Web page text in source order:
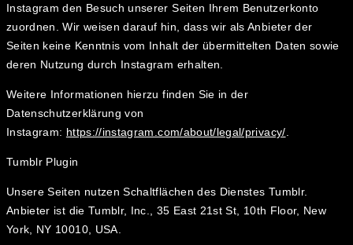
Instagram den Besuch unserer Seiten Ihrem Benutzerkonto
zuordnen. Wir weisen darauf hin, dass wir als Anbieter der
Seiten keine Kenntnis vom Inhalt der übermittelten Daten sowie
deren Nutzung durch Instagram erhalten.
Weitere Informationen hierzu finden Sie in der
Datenschutzerklärung von
Instagram: https://instagram.com/about/legal/privacy/
Tumblr Plugin
Unsere Seiten nutzen Schaltflächen des Dienstes Tumblr.
Anbieter ist die Tumblr, Inc., 35 East 21st St, 10th Floor, New
York, NY 10010, USA.